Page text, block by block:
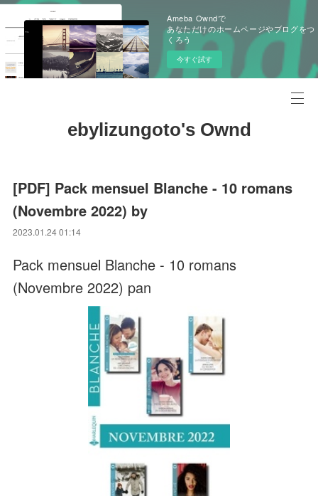
Ameba Owndで
あなただけのホームページやブログをつ
くろう
今すぐ試す
ebylizungoto's Ownd
[PDF] Pack mensuel Blanche - 10 romans
(Novembre 2022) by
2023.01.24 01:14
Pack mensuel Blanche - 10 romans
(Novembre 2022) pan